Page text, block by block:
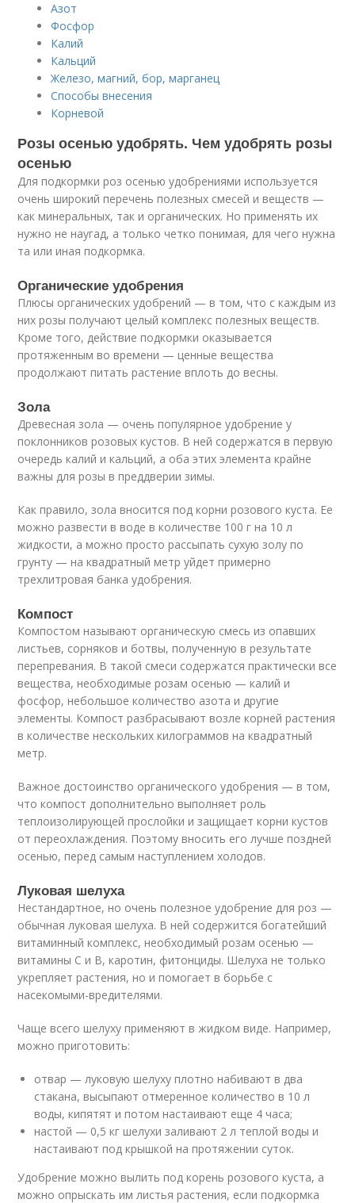
Азот
Фосфор
Калий
Кальций
Железо, магний, бор, марганец
Способы внесения
Корневой
Розы осенью удобрять. Чем удобрять розы
осенью
Для подкормки роз осенью удобрениями используется
очень широкий перечень полезных смесей и веществ —
как минеральных, так и органических. Но применять их
нужно не наугад, а только четко понимая, для чего нужна
та или иная подкормка.
Органические удобрения
Плюсы органических удобрений — в том, что с каждым из
них розы получают целый комплекс полезных веществ.
Кроме того, действие подкормки оказывается
протяженным во времени — ценные вещества
продолжают питать растение вплоть до весны.
Зола
Древесная зола — очень популярное удобрение у
поклонников розовых кустов. В ней содержатся в первую
очередь калий и кальций, а оба этих элемента крайне
важны для розы в преддверии зимы.
Как правило, зола вносится под корни розового куста. Ее
можно развести в воде в количестве 100 г на 10 л
жидкости, а можно просто рассыпать сухую золу по
грунту — на квадратный метр уйдет примерно
трехлитровая банка удобрения.
Компост
Компостом называют органическую смесь из опавших
листьев, сорняков и ботвы, полученную в результате
перепревания. В такой смеси содержатся практически все
вещества, необходимые розам осенью — калий и
фосфор, небольшое количество азота и другие
элементы. Компост разбрасывают возле корней растения
в количестве нескольких килограммов на квадратный
метр.
Важное достоинство органического удобрения — в том,
что компост дополнительно выполняет роль
теплоизолирующей прослойки и защищает корни кустов
от переохлаждения. Поэтому вносить его лучше поздней
осенью, перед самым наступлением холодов.
Луковая шелуха
Нестандартное, но очень полезное удобрение для роз —
обычная луковая шелуха. В ней содержится богатейший
витаминный комплекс, необходимый розам осенью —
витамины С и В, каротин, фитонциды. Шелуха не только
укрепляет растения, но и помогает в борьбе с
насекомыми-вредителями.
Чаще всего шелуху применяют в жидком виде. Например,
можно приготовить:
отвар — луковую шелуху плотно набивают в два
стакана, высыпают отмеренное количество в 10 л
воды, кипятят и потом настаивают еще 4 часа;
настой — 0,5 кг шелухи заливают 2 л теплой воды и
настаивают под крышкой на протяжении суток.
Удобрение можно вылить под корень розового куста, а
можно опрыскать им листья растения, если подкормка